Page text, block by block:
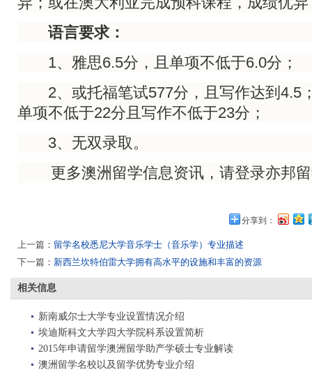
语言要求：
1、雅思6.5分，且单项不低于6.0分；
2、或托福笔试577分，且写作达到4.5
单项不低于22分且写作不低于23分；
3、无双录取。
更多澳洲留学信息资讯，请登录亦邦留
分享到：
上一篇： 留学名校悉尼大学音乐学士（音乐学）专业描述
下一篇： 新西兰坎特伯雷大学拥有高水平的设施和丰富的资源
相关信息
新南威尔士大学专业设置情况介绍
埃迪斯科文大学四大学院科系设置简析
2015年申请留学澳洲留学助产学硕士专业解读
澳洲留学名校以及留学优势专业介绍